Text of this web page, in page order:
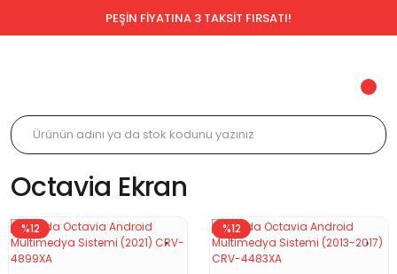
PEŞİN FİYATINA 3 TAKSİT FIRSATI!
Octavia Ekran
%12 %12